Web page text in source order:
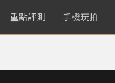
重點評測 手機玩拍